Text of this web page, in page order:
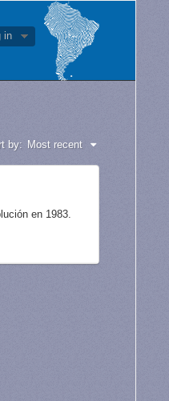
in
by: Most recent
en 1983.